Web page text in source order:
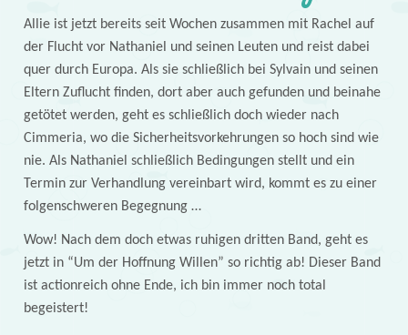
Allie ist jetzt bereits seit Wochen zusammen mit Rachel auf
der Flucht vor Nathaniel und seinen Leuten und reist dabei
quer durch Europa. Als sie schließlich bei Sylvain und seinen
Eltern Zuflucht finden, dort aber auch gefunden und beinahe
getötet werden, geht es schließlich doch wieder nach
Cimmeria, wo die Sicherheitsvorkehrungen so hoch sind wie
nie. Als Nathaniel schließlich Bedingungen stellt und ein
Termin zur Verhandlung vereinbart wird, kommt es zu einer
folgenschweren Begegnung …
Wow! Nach dem doch etwas ruhigen dritten Band, geht es
jetzt in “Um der Hoffnung Willen” so richtig ab! Dieser Band
ist actionreich ohne Ende, ich bin immer noch total
begeistert!